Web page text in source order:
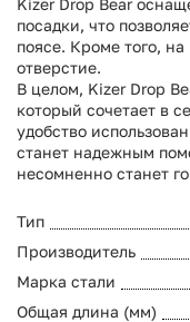
посадки, что
поясе. Кроме того,
отверстие.
В целом, Kizer Drop
который сочетает в
удобство
станет надежным
несомненно станет
Тип
Производитель
Марка стали
Общая длина (мм)